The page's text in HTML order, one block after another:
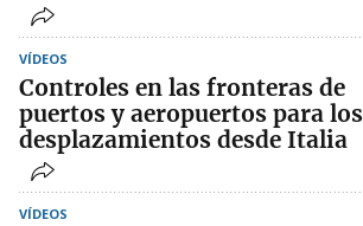
VÍDEOS
Controles en las fronteras de
puertos y aeropuertos para los
desplazamientos desde Italia
VÍDEOS